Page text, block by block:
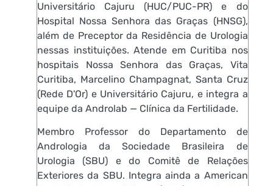
Universitário Cajuru (HUC/PUC-PR) e do
Hospital Nossa Senhora das Graças (HNSG),
além de Preceptor da Residência de Urologia
nessas instituições. Atende em Curitiba nos
hospitais Nossa Senhora das Graças, Vita
Curitiba, Marcelino Champagnat, Santa Cruz
(Rede D'Or) e Universitário Cajuru, e integra a
equipe da Androlab — Clínica da Fertilidade.
Membro Professor do Departamento de
Andrologia da Sociedade Brasileira de
Urologia (SBU) e do Comitê de Relações
Exteriores da SBU. Integra ainda a American